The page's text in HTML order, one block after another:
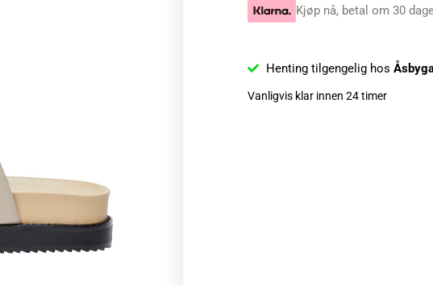
Kjøp nå, betal om 30
Henting tilgengelig hos
Vanligvis klar innen 24 timer